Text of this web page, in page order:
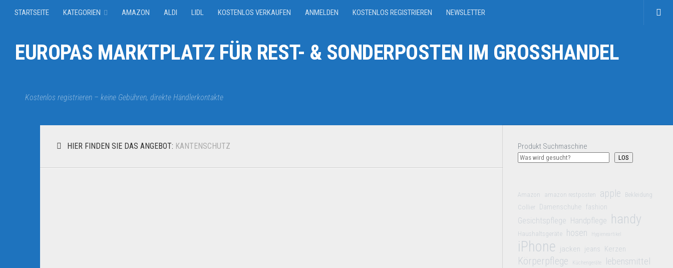
STARTSEITE KATEGORIEN AMAZON ALDI LIDL KOSTENLOS VERKAUFEN ANMELDEN KOSTENLOS REGISTRIEREN NEWSLETTER
EUROPAS MARKTPLATZ FÜR REST- & SONDERPOSTEN IM GROSSHANDEL
Kostenlos registrieren – keine Gebühren, direkte Händlerkontakte
HIER FINDEN SIE DAS ANGEBOT: KANTENSCHUTZ Produkt Suchmaschine
LOS
Amazon amazon restposten apple Bekleidung
Collier Damenschuhe fashion
Gesichtspflege Handpflege handy
Haushaltsgeräte hosen Hygieneartikel
iPhone jacken jeans Kerzen
Körperpflege Küchengeräte lebensmittel